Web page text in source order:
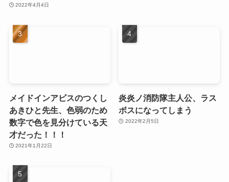
2022年4月4日
メイドインアビスのつくし
あきひと先生、色弱のため
数字で色を見分けている天
才だった！！！
2021年1月22日
炎炎ノ消防隊主人公、ラス
ボスになってしまう
2022年2月5日